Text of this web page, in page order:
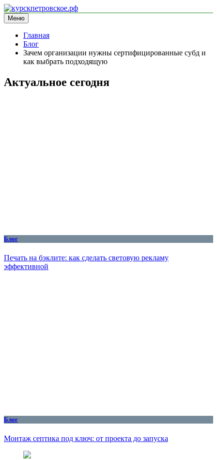
Перейти
к
содержимому
курскпетровское.рф
информационный сайт
Меню
Главная
Блог
Зачем организации нужны сертифицированные субд и
как выбрать подходящую
Актуальное сегодня
Блог
Печать на бэклите: как сделать световую рекламу
эффективной
Блог
Монтаж септика под ключ: от проекта до запуска